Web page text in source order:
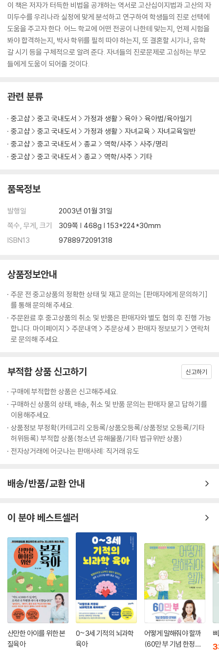
이 책은 저자가 터득한 비법을 공개하는 역서로 고산십이지법과 고산의 자
미두수를 우리나라 실정에 맞게 분석하고 연구하여 학생들의 진로 선택에
도움을 주고자 한다. 어느 학교에 어떤 전공이 나한테 맞는지, 언제 시험을
봐야 합격하는지, 박사 학위를 필히 따야 하는지, 또 결혼할 시기나, 유학
갈 시기 등을 구체적으로 알려 준다. 자녀들의 진로문제로 고심하는 부모
들에게 도움이 되어줄 것이다.
관련 분류
중고샵 중고 국내도서 가정과 생활 육아
육아법/육아일기
중고샵
중고 국내도서 가정과 생활 자녀교육
자녀교육일반
중고샵
중고 국내도서 종교 역학/사주
사주/명리
중고샵
중고 국내도서 종교 역학/사주 기타
품목정보
발행일
2003년 01월 31일
쪽수, 무게, 크기
309쪽 | 468g | 153*224*30mm
ISBN13
9788972091318
상품정보안내
주문 전 중고상품의 정확한 상태 및 재고 문의는 [판매자에게 문의하기]
를 통해 문의해 주세요.
주문완료 후 중고상품의 취소 및 반품은 판매자와 별도 협의 후 진행 가능
합니다. 마이페이지 > 주문내역 > 주문상세 > 판매자 정보보기 > 연락처
로 문의해 주세요.
부적합 상품 신고하기 신고하기
구매에 부적합한 상품은 신고해주세요.
구매하신 상품의 상태, 배송, 취소 및 반품 문의는 판매자 묻고 답하기를
이용해주세요.
상품정보 부정확(카테고리 오등록/상품오등록/상품정보 오등록/기타
허위등록) 부적합 상품(청소년 유해물품/기타 법규위반 상품)
전자상거래에 어긋나는 판매사례: 직거래 유도
배송/반품/교환 안내
이 분야 베스트셀러
산만한 아이를 위한 본
질육아
0~3세 기적의 뇌과학
육아
어떻게 말해줘야 할까
(60만 부 기념 한정판